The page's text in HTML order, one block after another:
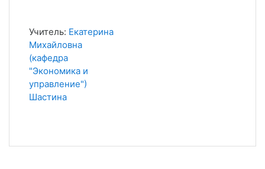
Учитель: Екатерина
Михайловна
(кафедра
"Экономика и
управление")
Шастина